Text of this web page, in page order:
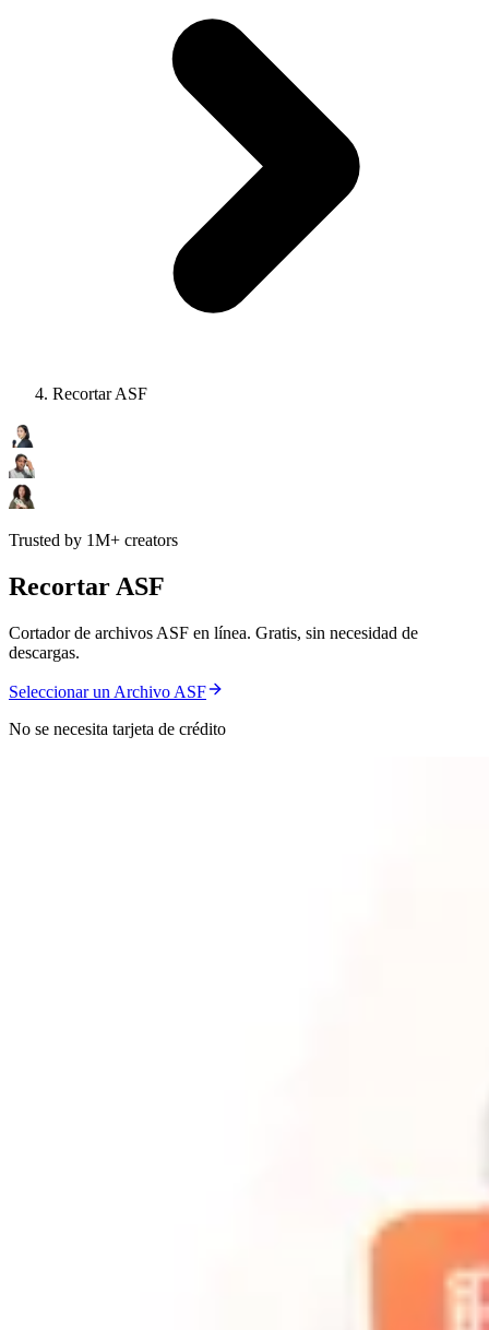
Recortar ASF
Trusted by 1M+ creators
Recortar ASF
Cortador de archivos ASF en línea. Gratis, sin necesidad de
descargas.
Seleccionar un Archivo ASF
No se necesita tarjeta de crédito